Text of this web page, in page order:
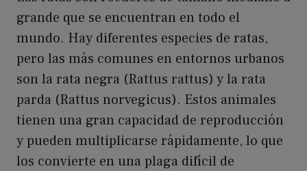
grande que se encuentran en todo el
mundo. Hay diferentes especies de ratas,
pero las más comunes en entornos urbanos
son la rata negra (Rattus rattus) y la rata
parda (Rattus norvegicus). Estos animales
tienen una gran capacidad de reproducción
y pueden multiplicarse rápidamente, lo que
los convierte en una plaga difícil de